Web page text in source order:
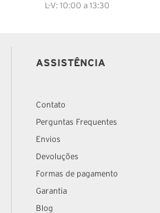
L-V: 10:00 a 13:30
ASSISTÊNCIA
Contato
Perguntas Frequentes
Envios
Devoluções
Formas de pagamento
Garantia
Blog